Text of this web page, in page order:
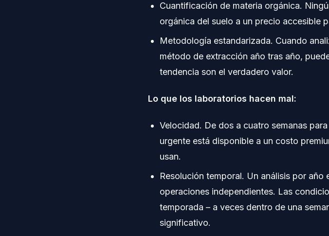
Cuantificación de materia orgánica.
orgánica del suelo a un precio accesible
Metodología estandarizada. Cuando
método de extracción año tras año,
tendencia son el verdadero valor.
Lo que los laboratorios hacen mal:
Velocidad. De dos a cuatro semanas
urgente está disponible a un costo
usan.
Resolución temporal. Un análisis por año
operaciones independientes. Las
temporada – a veces dentro de una
significativo.